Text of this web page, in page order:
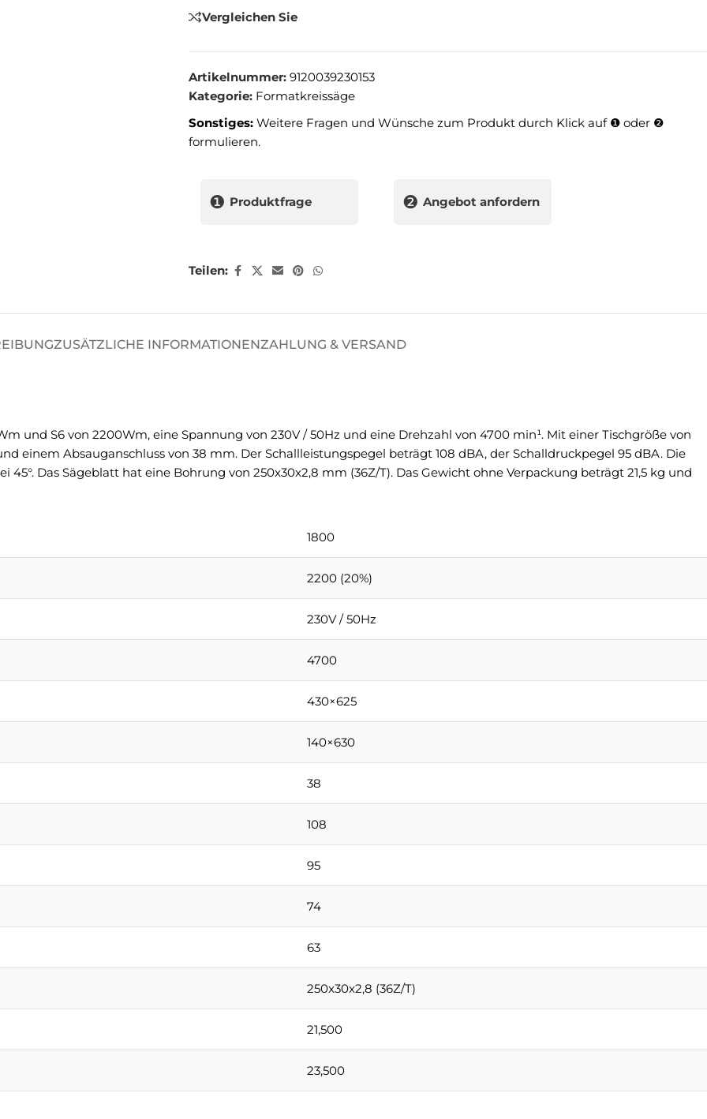
Vergleichen Sie
Artikelnummer: 9120039230153
Kategorie: Formatkreissäge
Sonstiges: Weitere Fragen und Wünsche zum Produkt durch Klick auf ❶ oder ❷
formulieren.
❶ Produktfrage ❷ Angebot anfordern
Teilen:
ZUSÄTZLICHE INFORMATIONENZAHLUNG & VERSAND
und S6 von 2200Wm, eine Spannung von 230V / 50Hz und eine Drehzahl von 4700 min¹. Mit einer Tischgröße von
einem Absauganschluss von 38 mm. Der Schallleistungspegel beträgt 108 dBA, der Schalldruckpegel 95 dBA. Die
Das Sägeblatt hat eine Bohrung von 250x30x2,8 mm (36Z/T). Das Gewicht ohne Verpackung beträgt 21,5 kg und
1800
2200 (20%)
230V / 50Hz
4700
430×625
140×630
38
108
95
74
63
250x30x2,8 (36Z/T)
21,500
23,500